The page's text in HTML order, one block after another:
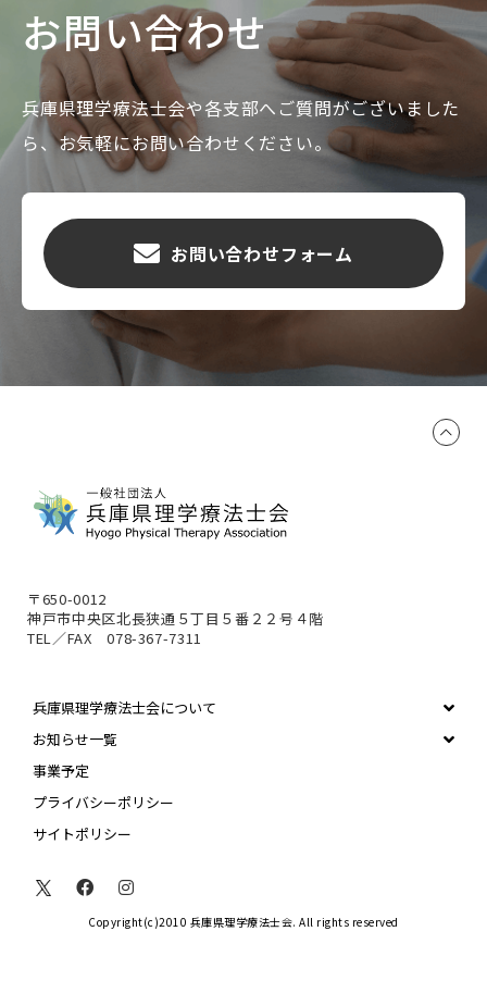
お問い合わせ
兵庫県理学療法士会や各支部へご質問がございました
ら、お気軽にお問い合わせください。
お問い合わせフォーム
〒650-0012
神戸市中央区北長狭通５丁目５番２２号４階
TEL／FAX 078-367-7311
兵庫県理学療法士会について
お知らせ一覧
事業予定
プライバシーポリシー
サイトポリシー
Copyright(c)2010 兵庫県理学療法士会. All rights reserved